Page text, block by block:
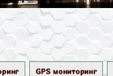
GPS мониторинг